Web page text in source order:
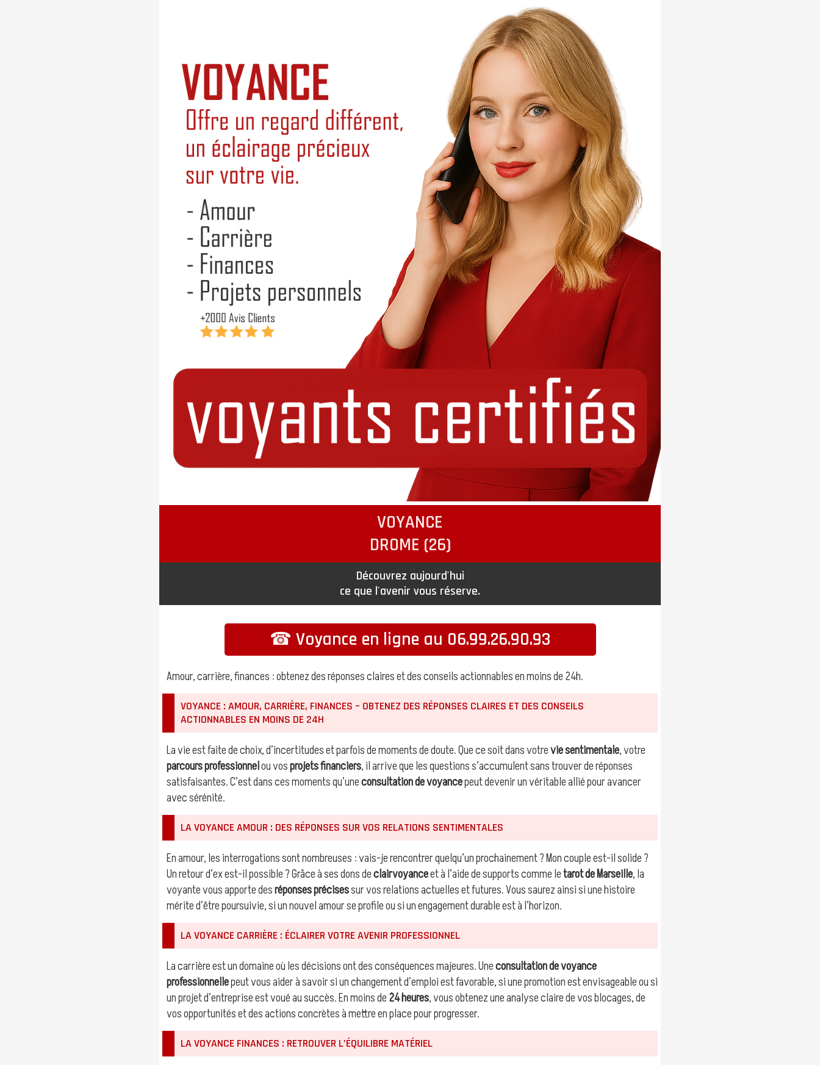
VOYANCE
DROME (26)
Découvrez aujourd'hui
ce que l'avenir vous réserve.
☎ Voyance en ligne au 06.99.26.90.93
Amour, carrière, finances : obtenez des réponses claires et des conseils actionnables en moins de 24h.
VOYANCE : AMOUR, CARRIÈRE, FINANCES – OBTENEZ DES RÉPONSES CLAIRES ET DES CONSEILS
ACTIONNABLES EN MOINS DE 24H
La vie est faite de choix, d’incertitudes et parfois de moments de doute. Que ce soit dans votrevie sentimentale, votre
parcours professionnelou vosprojets financiers, il arrive que les questions s’accumulent sans trouver de réponses
satisfaisantes. C’est dans ces moments qu’uneconsultation de voyancepeut devenir un véritable allié pour avancer
avec sérénité.
LA VOYANCE AMOUR : DES RÉPONSES SUR VOS RELATIONS SENTIMENTALES
En amour, les interrogations sont nombreuses : vais-je rencontrer quelqu’un prochainement ? Mon couple est-il solide ?
Un retour d’ex est-il possible ? Grâce à ses dons declairvoyanceet à l’aide de supports comme letarot de Marseille, la
voyante vous apporte desréponses précisessur vos relations actuelles et futures. Vous saurez ainsi si une histoire
mérite d’être poursuivie, si un nouvel amour se profile ou si un engagement durable est à l’horizon.
LA VOYANCE CARRIÈRE : ÉCLAIRER VOTRE AVENIR PROFESSIONNEL
La carrière est un domaine où les décisions ont des conséquences majeures. Uneconsultation de voyance
professionnellepeut vous aider à savoir si un changement d’emploi est favorable, si une promotion est envisageable ou si
un projet d’entreprise est voué au succès. En moins de24 heures, vous obtenez une analyse claire de vos blocages, de
vos opportunités et des actions concrètes à mettre en place pour progresser.
LA VOYANCE FINANCES : RETROUVER L’ÉQUILIBRE MATÉRIEL